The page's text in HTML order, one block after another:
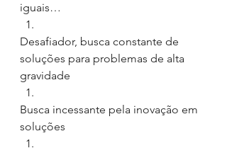
iguais…
Desafiador, busca constante de
soluções para problemas de alta
gravidade
Busca incessante pela inovação em
soluções